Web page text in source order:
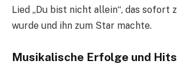
Lied „Du bist nicht allein“, das sofort
wurde und ihn zum Star machte.
Musikalische Erfolge und Hits